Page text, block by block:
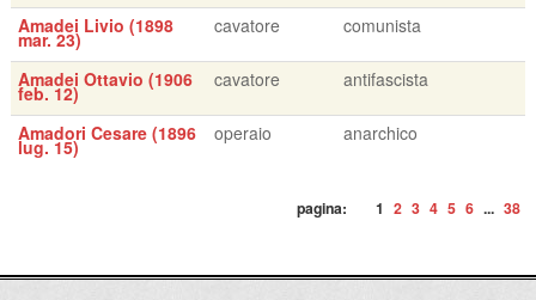
Amadei Livio (1898
mar. 23)
cavatore comunista
Amadei Ottavio (1906
feb. 12)
cavatore antifascista
Amadori Cesare (1896
lug. 15)
operaio anarchico
pagina: 1 2 3 4 5 6 ... 38